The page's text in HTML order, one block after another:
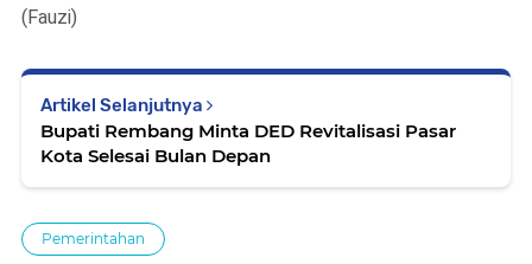
(Fauzi)
Artikel Selanjutnya
Bupati Rembang Minta DED Revitalisasi Pasar
Kota Selesai Bulan Depan
Pemerintahan